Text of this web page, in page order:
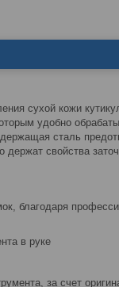
сухой кожи
удобно
сталь
держат свойства
благодаря
в руке
за счет